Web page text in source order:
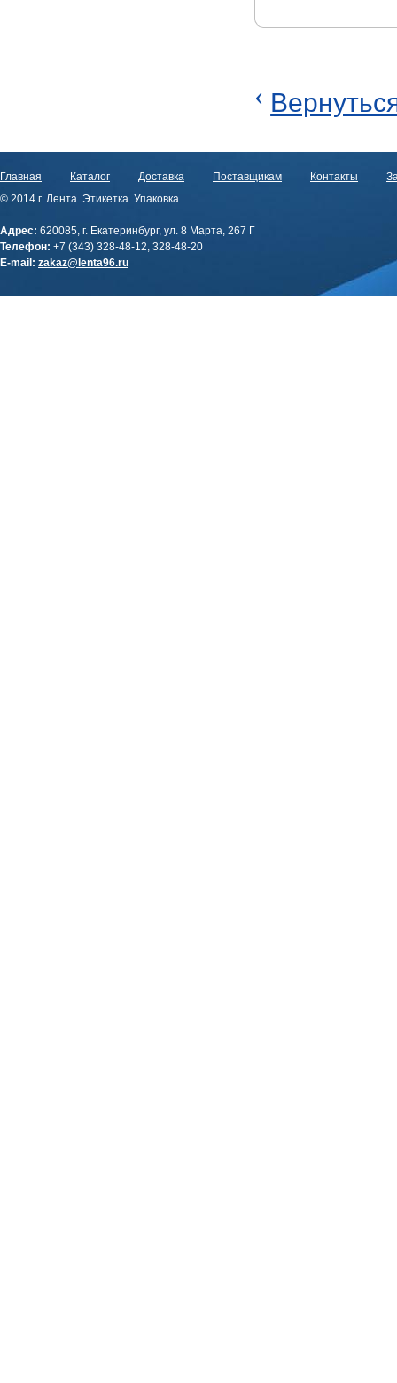
‹
Главная Каталог Доставка Поставщикам Контакты
© 2014 г. Лента. Этикетка. Упаковка
Адрес: 620085, г. Екатеринбург, ул. 8 Марта, 267 Г
Телефон: +7 (343) 328-48-12, 328-48-20
E-mail: zakaz@lenta96.ru